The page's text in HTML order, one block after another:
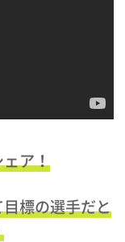
ア！
標の選手だと